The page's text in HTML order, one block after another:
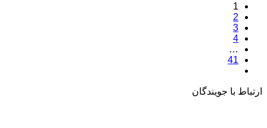
1
2
3
4
…
41
ارتباط با جویندگان